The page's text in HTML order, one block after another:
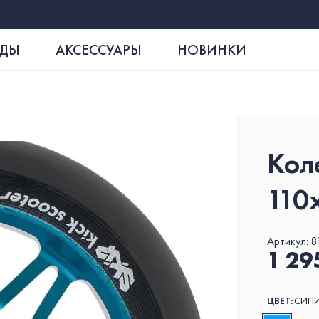
ДЕКА SKIP BLADE
АКСЕССУАРЫ НОВИНКИ
Артикул:
1
ЦВЕТ: